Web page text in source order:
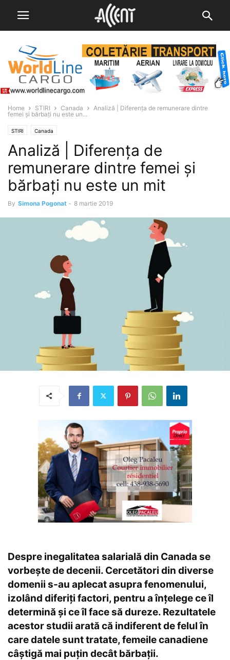
Home STIRI Canada
Analiză | Diferența de remunerare dintre
femei și bărbați nu este un...
STIRI Canada
Analiză | Diferența de
remunerare dintre femei și
bărbați nu este un mit
By Simona Pogonat - 8 martie 2019
Despre inegalitatea salarială din Canada se
vorbește de decenii. Cercetători din diverse
domenii s-au aplecat asupra fenomenului,
izolând diferiți factori, pentru a înțelege ce îl
determină și ce îl face să dureze. Rezultatele
acestor studii arată că indiferent de felul în
care datele sunt tratate, femeile canadiene
câștigă mai puțin decât bărbații.